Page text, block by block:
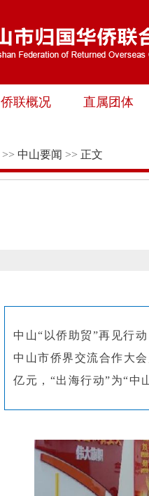
侨联概况 直属团体
>> 中山要闻 >> 正文
中山“以侨助贸”再见行
中山市侨界交流合作大
亿元，“出海行动”为“中